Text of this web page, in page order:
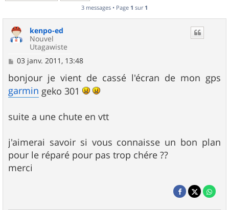
3 messages • Page 1 sur 1
kenpo-ed
Nouvel
Utagawiste
M
s
s
a
g
03 janv. 2011, 13:48
bonjour je vient de cassé l'écran de mon gps
garmin geko 301
suite a une chute en vtt
j'aimerai savoir si vous connaisse un bon plan
pour le réparé pour pas trop chére ??
merci